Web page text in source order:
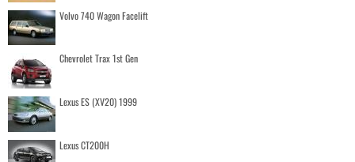
Volvo 740 Wagon Facelift
Chevrolet Trax 1st Gen
Lexus ES (XV20) 1999
Lexus CT200H